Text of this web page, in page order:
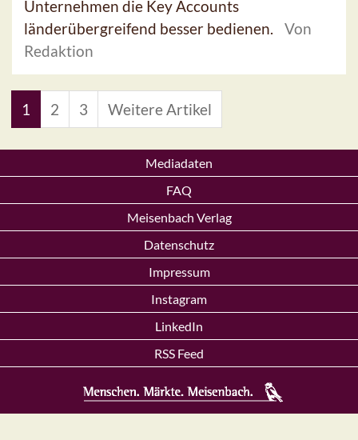
Unternehmen die Key Accounts
länderübergreifend besser bedienen.
Von
Redaktion
1 2 3 Weitere Artikel
Mediadaten
FAQ
Meisenbach Verlag
Datenschutz
Impressum
Instagram
LinkedIn
RSS Feed